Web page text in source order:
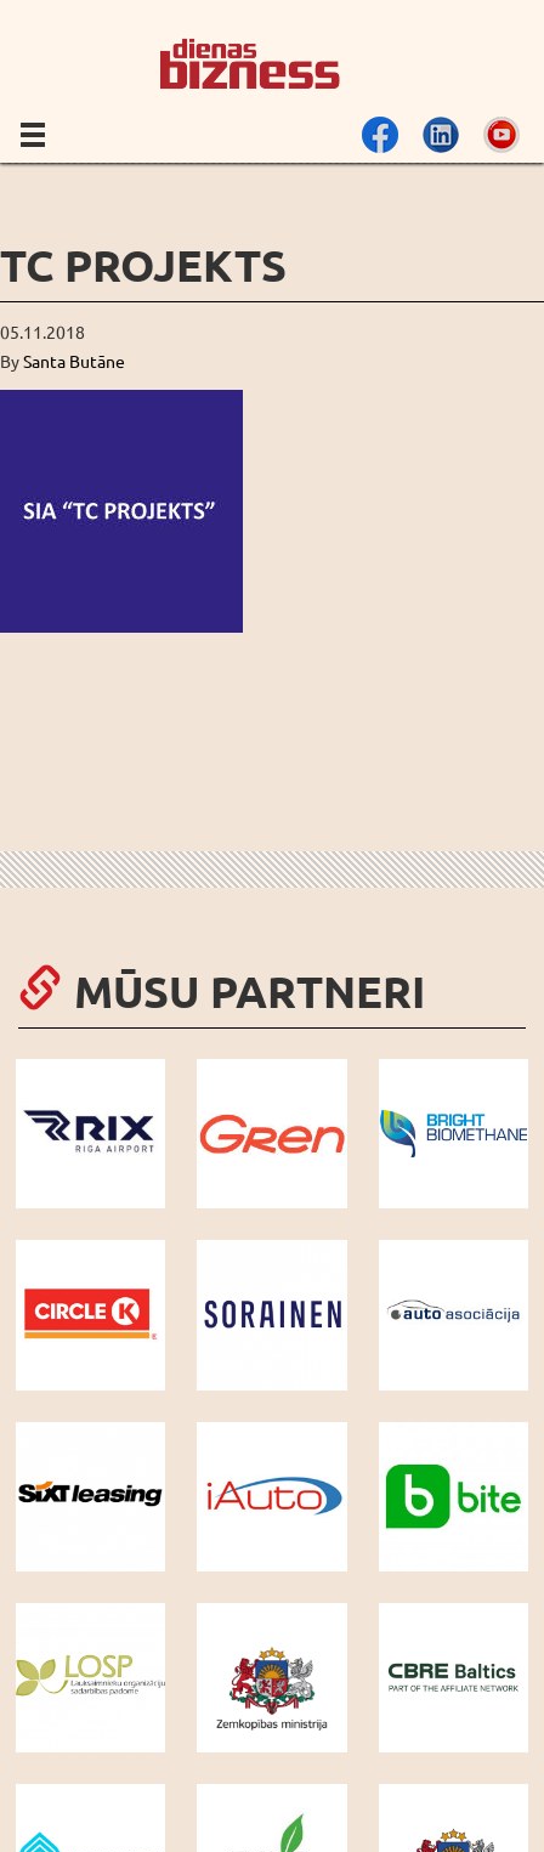
TC PROJEKTS
05.11.2018
BySanta Butāne
MŪSU PARTNERI